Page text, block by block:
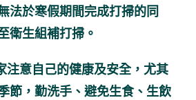
法於寒假期間完成打掃的同
衛生組補打掃。
注意自己的健康及安全，尤其
節，勤洗手、避免生食、生飲